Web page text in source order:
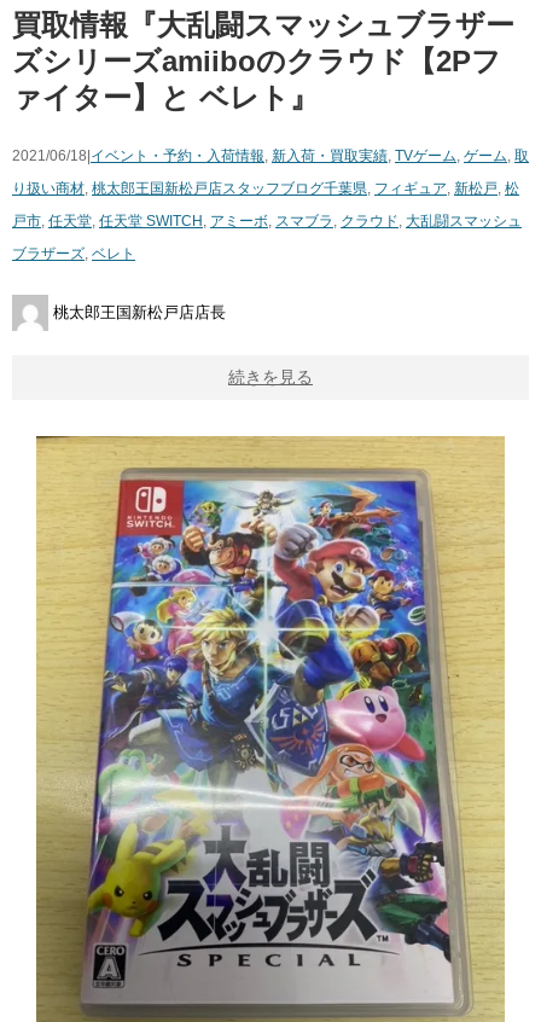
買取情報『大乱闘スマッシュブラザー
ズシリーズamiiboのクラウド【2Pフ
ァイター】と ​ベレト』
2021/06/18|イベント・予約・入荷情報, 新入荷・買取実績, TVゲーム, ゲーム, 取
り扱い商材, 桃太郎王国新松戸店スタッフブログ千葉県, フィギュア, 新松戸, 松
戸市, 任天堂, 任天堂 ​SWITCH, アミーボ, スマブラ , クラウド, 大乱闘スマッシュ
ブラザーズ, ベレト
桃太郎王国新松戸店店長
続きを見る